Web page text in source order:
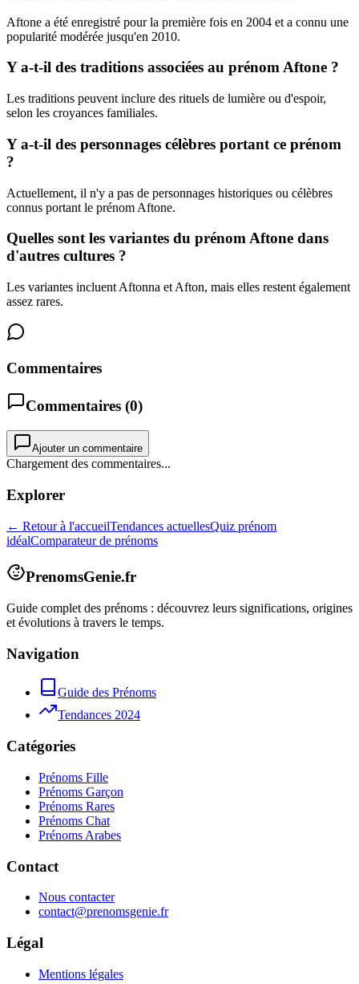
Aftone a été enregistré pour la première fois en 2004 et a connu une
popularité modérée jusqu'en 2010.
Y a-t-il des traditions associées au prénom Aftone ?
Les traditions peuvent inclure des rituels de lumière ou d'espoir,
selon les croyances familiales.
Y a-t-il des personnages célèbres portant ce prénom
?
Actuellement, il n'y a pas de personnages historiques ou célèbres
connus portant le prénom Aftone.
Quelles sont les variantes du prénom Aftone dans
d'autres cultures ?
Les variantes incluent Aftonna et Afton, mais elles restent également
assez rares.
Commentaires
Commentaires (0)
Ajouter un commentaire
Chargement des commentaires...
Explorer
← Retour à l'accueilTendances actuellesQuiz prénom
idéalComparateur de prénoms
PrenomsGenie.fr
Guide complet des prénoms : découvrez leurs significations, origines
et évolutions à travers le temps.
Navigation
Guide des Prénoms
Tendances 2024
Catégories
Prénoms Fille
Prénoms Garçon
Prénoms Rares
Prénoms Chat
Prénoms Arabes
Contact
Nous contacter
contact@prenomsgenie.fr
Légal
Mentions légales